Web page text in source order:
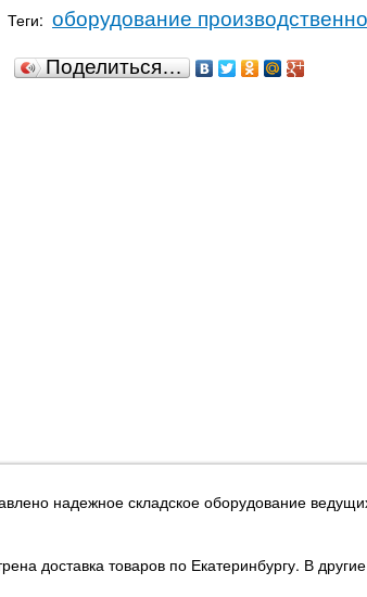
Теги: оборудование
Поделиться…
надежное складское оборудование
доставка товаров по Екатеринбургу. В